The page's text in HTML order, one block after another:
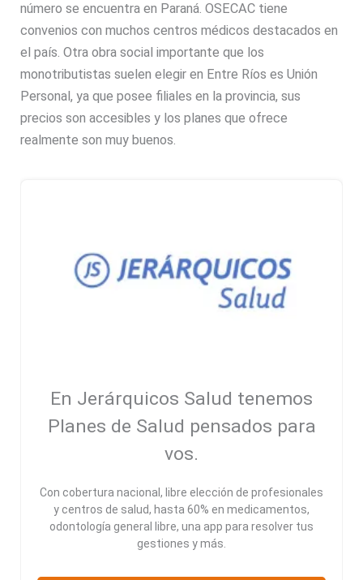
número se encuentra en Paraná. OSECAC tiene
convenios con muchos centros médicos destacados en
el país. Otra obra social importante que los
monotributistas suelen elegir en Entre Ríos es Unión
Personal, ya que posee filiales en la provincia, sus
precios son accesibles y los planes que ofrece
realmente son muy buenos.
En Jerárquicos Salud tenemos
Planes de Salud pensados para
vos.
Con cobertura nacional, libre elección de profesionales
y centros de salud, hasta 60% en medicamentos,
odontología general libre, una app para resolver tus
gestiones y más.